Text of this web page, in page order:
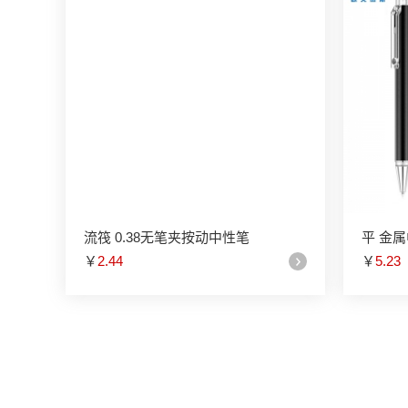
流筏 0.38无笔夹按动中性笔
￥ 2.44
平 金
￥5.23